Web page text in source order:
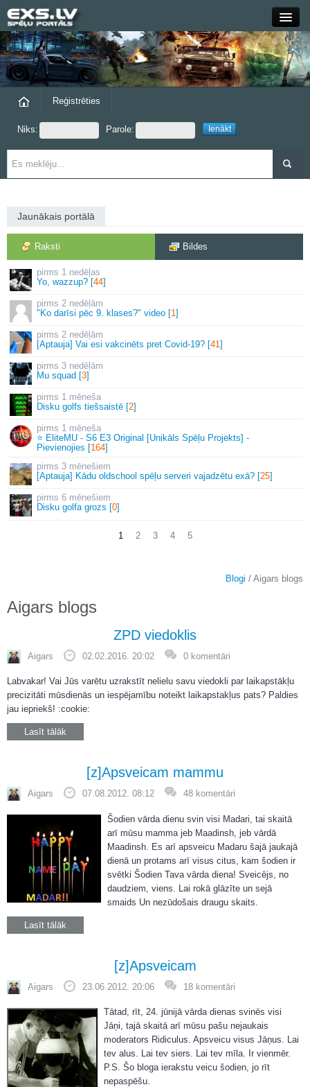
Close
Forums
Grupas
Reģistrēties
Niks: Parole:
Jaunākais portālā
Raksti Bildes
1 nedēļas
Yo, wazzup? [44]
2 nedēļām
"Ko darīsi pēc 9. klases?" video [1]
2 nedēļām
[Aptauja] Vai esi vakcinēts pret Covid-19? [41]
3 nedēļām
Mu squad [3]
1 mēneša
Disku golfs tiešsaistē [2]
1 mēneša
⭐ EliteMU - S6 E3 Original [Unikāls Spēļu Projekts] -
Pievienojies [164]
3 mēnešiem
[Aptauja] Kādu oldschool spēļu serveri vajadzētu exā? [25]
6 mēnešiem
Disku golfa grozs [0]
1 2 3 4 5
Blogi / Aigars blogs
Aigars blogs
ZPD viedoklis
Aigars 02.02.2016. 20:02 0 komentāri
Labvakar! Vai Jūs varētu uzrakstīt nelielu savu viedokli par laikapstākļu
precizitāti mūsdienās un iespējamību noteikt laikapstakļus pats? Paldies
jau iepriekš! :cookie:
Lasīt tālāk
[z]Apsveicam mammu
Aigars 07.08.2012. 08:12 48 komentāri
Šodien vārda dienu svin visi Madari, tai skaitā
arī mūsu mamma jeb Maadinsh, jeb vārdā
Maadinsh. Es arī apsveicu Madaru šajā jaukajā
dienā un protams arī visus citus, kam šodien ir
svētki Šodien Tava vārda diena! Sveicējs, no
daudziem, viens. Lai rokā glāzīte un sejā
smaids Un nezūdošais draugu skaits.
Lasīt tālāk
[z]Apsveicam
Aigars 23.06.2012. 20:06 18 komentāri
Tātad, rīt, 24. jūnijā vārda dienas svinēs visi
Jāņi, tajā skaitā arī mūsu pašu nejaukais
moderators Ridiculus. Apsveicu visus Jāņus. Lai
tev alus. Lai tev siers. Lai tev mīla. Ir vienmēr.
P.S. Šo bloga ierakstu veicu šodien, jo rīt
nepaspēšu.